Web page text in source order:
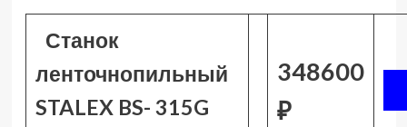
Станок
ленточнопильный
STALEX BS- 315G
348600
₽